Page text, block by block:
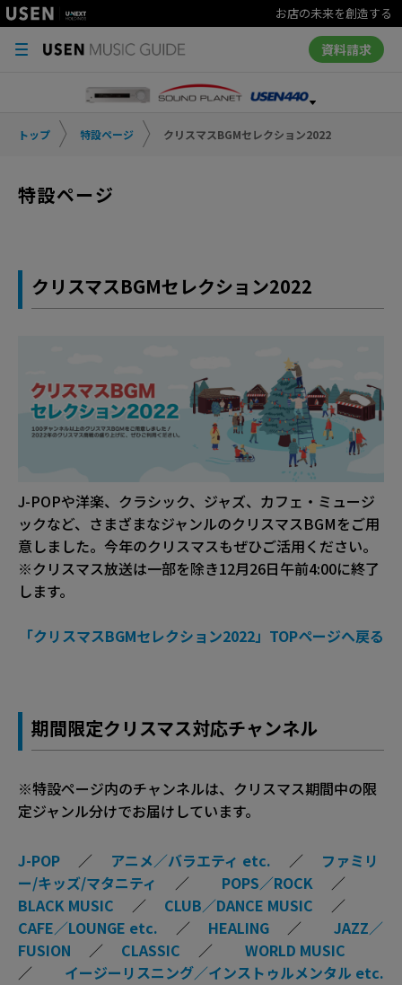
お店の未来を創造する
資料請求
トップ 特設ページ クリスマスBGMセレクション2022
特設ページ
クリスマスBGMセレクション2022
J-POPや洋楽、クラシック、ジャズ、カフェ・ミュージ
ックなど、さまざまなジャンルのクリスマスBGMをご用
意しました。今年のクリスマスもぜひご活用ください。
※クリスマス放送は一部を除き12月26日午前4:00に終了
します。
「クリスマスBGMセレクション2022」TOPページへ戻る
期間限定クリスマス対応チャンネル
※特設ページ内のチャンネルは、クリスマス期間中の限
定ジャンル分けでお届けしています。
J-POP ／ アニメ／バラエティ etc. ／ ファミリ
ー/キッズ/マタニティ
／ POPS／ROCK ／
BLACK MUSIC ／ CLUB／DANCE MUSIC ／
CAFE／LOUNGE etc. ／ HEALING ／ JAZZ／
FUSION ／ CLASSIC ／ WORLD MUSIC
／ イージーリスニング／インストゥルメンタル etc.